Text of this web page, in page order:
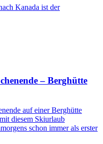
Kanada ist der
– Berghütte
auf einer Berghütte
diesem Skiurlaub
schon immer als erster